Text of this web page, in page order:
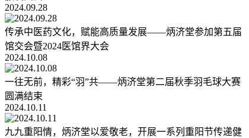
2024.09.28
传承中医药文化，赋能高质量发展——炳济堂参加第五届
馆交会暨2024医馆界大会
2024.10.08
一往无前，精彩“羽”共——炳济堂第二届秋季羽毛球大赛
圆满结束
2024.10.11
九九重阳情，炳济堂以爱敬老，开展一系列重阳节传递健